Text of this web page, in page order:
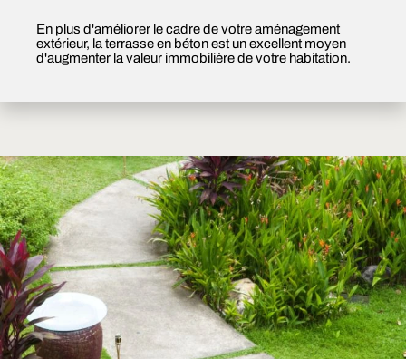
En plus d'améliorer le cadre de votre aménagement
extérieur, la terrasse en béton est un excellent moyen
d'augmenter la valeur immobilière de votre habitation.